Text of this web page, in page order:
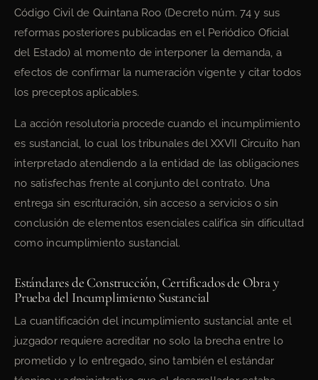
Código Civil de Quintana Roo (Decreto núm. 74 y sus
reformas posteriores publicadas en el Periódico Oficial
del Estado) al momento de interponer la demanda, a
efectos de confirmar la numeración vigente y citar todos
los preceptos aplicables.
La acción resolutoria procede cuando el incumplimiento
es sustancial, lo cual los tribunales del XXVII Circuito han
interpretado atendiendo a la entidad de las obligaciones
no satisfechas frente al conjunto del contrato. Una
entrega sin escrituración, sin acceso a servicios o sin
conclusión de elementos esenciales califica sin dificultad
como incumplimiento sustancial.
Estándares de Construcción, Certificados de Obra y
Prueba del Incumplimiento Sustancial
La cuantificación del incumplimiento sustancial ante el
juzgador requiere acreditar no solo la brecha entre lo
prometido y lo entregado, sino también el estándar